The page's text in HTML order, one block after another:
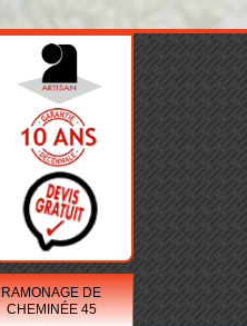
RAMONAGE DE
CHEMINÉE 45